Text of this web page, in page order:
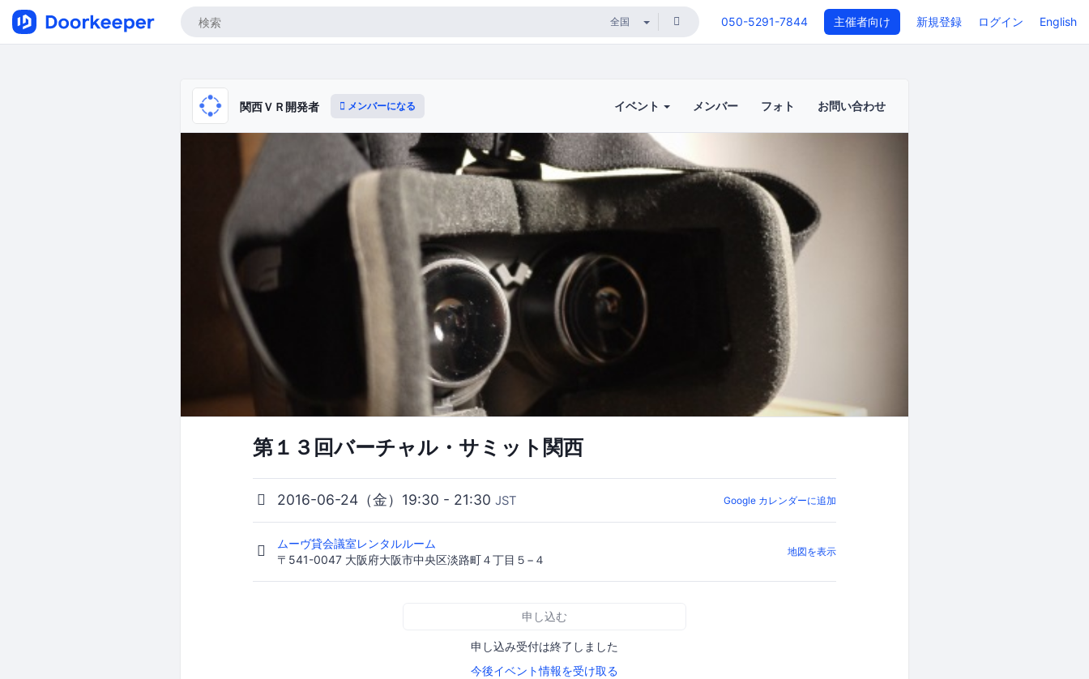
050-5291-7844 主催者向け 新規登録 ログイン English
関西ＶＲ開発者 メンバーになる イベント メンバー フォト お問い合わせ
第１３回バーチャル・サミット関西
2016-06-24（金）19:30 - 21:30 JST Google カレンダーに追加
ムーヴ貸会議室レンタルルーム
〒541-0047 大阪府大阪市中央区淡路町４丁目５−４
地図を表示
申し込む
申し込み受付は終了しました
今後イベント情報を受け取る